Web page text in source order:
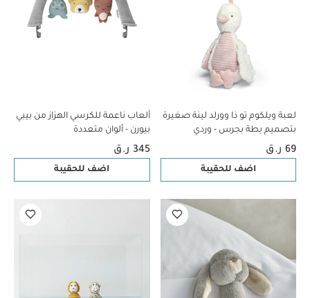
لعبة ويلكوم تو ذا وورلد لينة صغيرة
بتصميم بطة بجرس - وردي
69 ر.ق
اضف للحقيبة
ألعاب ناعمة للكرسي الهزاز من بيبي
بيورن - ألوان متعددة
345 ر.ق
اضف للحقيبة